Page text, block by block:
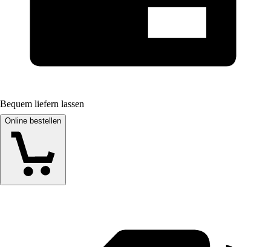
Bequem liefern lassen
Online bestellen